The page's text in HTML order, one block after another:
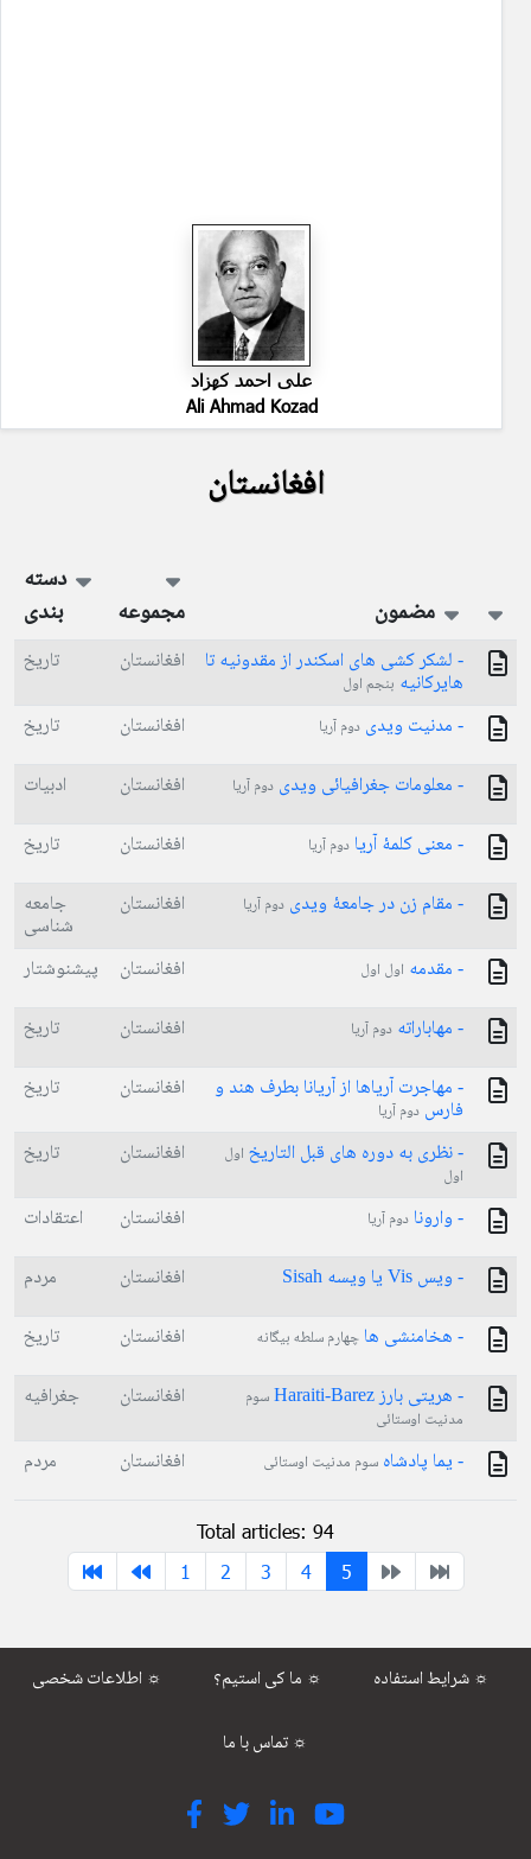
علی احمد کهزاد
Ali Ahmad Kozad
افغانستان
مضمون مجموعه
دسته
بندی
- لشکر کشی های اسکندر از مقدونیه تا
هایرکانیه بنجم اول
افغانستان تاریخ
- مدنیت ویدی دوم آریا افغانستان
تاریخ
- معلومات جغرافیائی ویدی دوم آریا افغانستان
ادبیات
- معنی کلمۀ آریا دوم آریا افغانستان
تاریخ
- مقام زن در جامعۀ ویدی دوم آریا افغانستان جامعه
شناسی
- مقدمه اول اول افغانستان
پیشنوشتار
- مهاباراته دوم آریا افغانستان
تاریخ
- مهاجرت آریاها از آریانا بطرف هند و
فارس دوم آریا
افغانستان تاریخ
- نظری به دوره های قبل التاریخ اول
اول
افغانستان تاریخ
- وارونا دوم آریا افغانستان
اعتقادات
- ویس Vis یا ویسه Sisah
افغانستان
مردم
- هخامنشی ها چهارم سلطه بیگانه افغانستان
تاریخ
- هریتی بارز Haraiti-Barez
سوم
مدنیت اوستائی
افغانستان جغرافیه
- یما پادشاه سوم مدنیت اوستائی افغانستان مردم
Total articles: 94
1
2 3 4 5
اطلاعات شخصی ☼ ما کی استیم؟ ☼ شرایط استفاده ☼
تماس با ما ☼